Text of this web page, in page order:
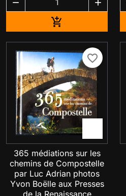
 

favorite_border
365 médiations sur les
chemins de Compostelle
par Luc Adrian photos
Yvon Boëlle aux Presses